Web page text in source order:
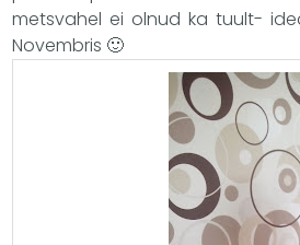
metsvahel ei olnud ka tuult-
Novembris 🙂